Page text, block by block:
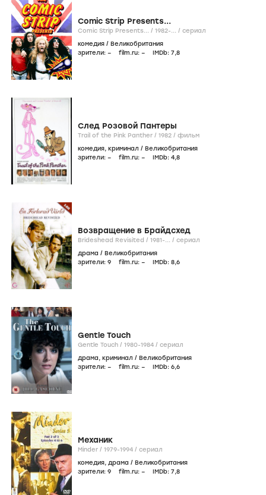
Comic Strip Presents...
Comic Strip Presents... / 1982-... / сериал
комедия / Великобритания
зрители: – film.ru: – IMDb: 7,8
След Розовой Пантеры
Trail of the Pink Panther / 1982 / фильм
комедия, криминал / Великобритания
зрители: – film.ru: – IMDb: 4,8
Возвращение в Брайдсхед
Brideshead Revisited / 1981-... / сериал
драма / Великобритания
зрители: 9 film.ru: – IMDb: 8,6
Gentle Touch
Gentle Touch / 1980-1984 / сериал
драма, криминал / Великобритания
зрители: – film.ru: – IMDb: 6,6
Механик
Minder / 1979-1994 / сериал
комедия, драма / Великобритания
зрители: 9 film.ru: – IMDb: 7,8